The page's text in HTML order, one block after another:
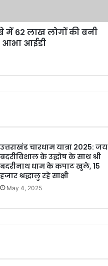
में 62 लाख लोगों की बनी
आभा आईडी
उत्तराखंड चारधाम यात्रा 2025: जय
बदरीविशाल के उद्घोष के साथ श्री
बदरीनाथ धाम के कपाट खुले, 15
हजार श्रद्धालु रहे साक्षी
May 4, 2025